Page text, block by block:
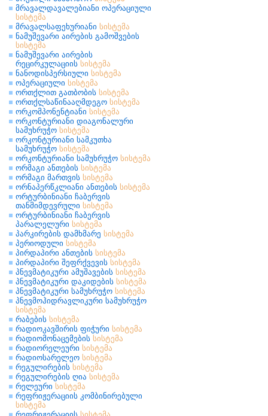
მრავალდავალებიანი ოპერაციული
სისტემა
მრავალსაფეხურიანი სისტემა
ნამუშევარი აირების გამოშვების
სისტემა
ნამუშევარი აირების
რეცირკულაციის სისტემა
ნანოდისპერსიული სისტემა
ოპერაციული სისტემა
ორთქლით გათბობის სისტემა
ორთქლსაწინააღმდეგო სისტემა
ორკომპონენტიანი სისტემა
ორკონტურიანი დიაგონალური
სამუხრუჭო სისტემა
ორკონტურიანი სამკუთხა
სამუხრუჭო სისტემა
ორკონტურიანი სამუხრუჭო სისტემა
ორმაგი ანთების სისტემა
ორმაგი მართვის სისტემა
ორნაპერწკლიანი ანთების სისტემა
ორტურბინიანი ჩაბერვის
თანმიმდევრული სისტემა
ორტურბინიანი ჩაბერვის
პარალელური სისტემა
პარკირების დამხმარე სისტემა
პერიოდული სისტემა
პირდაპირი ანთების სისტემა
პირდაპირი შეფრქვევის სისტემა
პნევმატიკური ამუშავების სისტემა
პნევმატიკური დაკიდების სისტემა
პნევმატიკური სამუხრუჭო სისტემა
პნევმოჰიდრავლიკური სამუხრუჭო
სისტემა
რაბების სისტემა
რადიოკავშირის ფიჭური სისტემა
რადიომონაცემების სისტემა
რადიორელეური სისტემა
რადიოსარელეო სისტემა
რეგულირების სისტემა
რეგულირების ღია სისტემა
რელეური სისტემა
რეფრიჟერაციის კომბინირებული
სისტემა